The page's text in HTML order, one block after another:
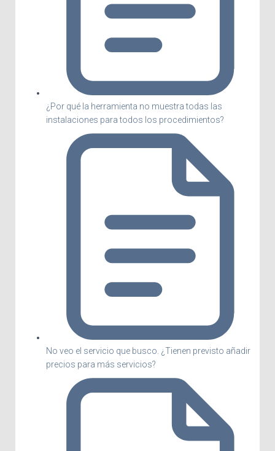
¿Por qué la herramienta no muestra todas las
instalaciones para todos los procedimientos?
No veo el servicio que busco. ¿Tienen previsto añadir
precios para más servicios?